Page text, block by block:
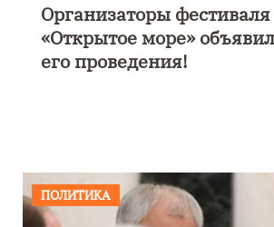
В Калининграде пройдет
фестиваль искусств
каникулы на Балтике»
ПОЛИТИКА